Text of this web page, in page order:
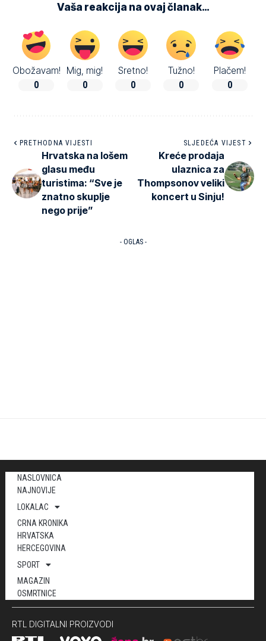
Vaša reakcija na ovaj članak…
Obožavam!
0
Mig, mig!
0
Sretno!
0
Tužno!
0
Plačem!
0
PRETHODNA VIJESTI
Hrvatska na lošem
glasu među
turistima: “Sve je
znatno skuplje
nego prije”
SLJEDEĆA VIJEST
Kreće prodaja
ulaznica za
Thompsonov veliki
koncert u Sinju!
- OGLAS -
NASLOVNICA
NAJNOVIJE
LOKALAC
CRNA KRONIKA
HRVATSKA
HERCEGOVINA
SPORT
MAGAZIN
OSMRTNICE
RTL DIGITALNI PROIZVODI